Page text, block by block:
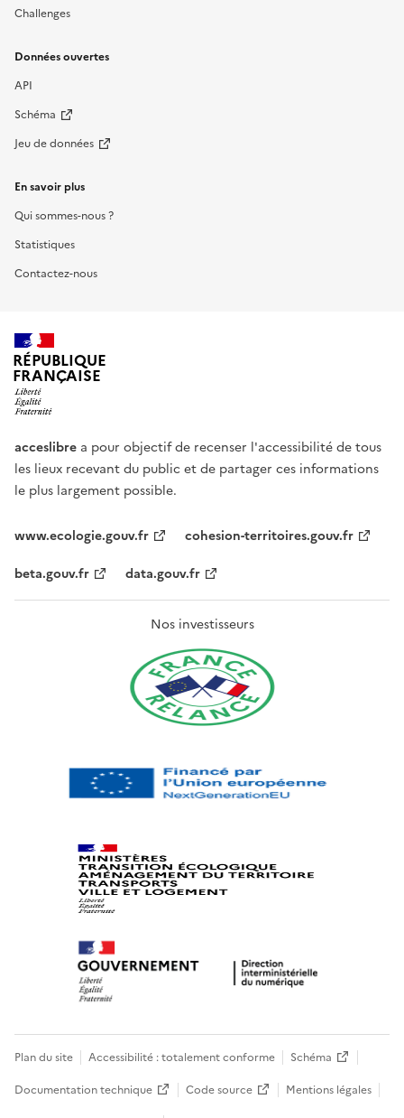
Challenges
Données ouvertes
API
Schéma
Jeu de données
En savoir plus
Qui sommes-nous ?
Statistiques
Contactez-nous
RÉPUBLIQUE
FRANÇAISE
acceslibre a pour objectif de recenser l'accessibilité de tous
les lieux recevant du public et de partager ces informations
le plus largement possible.
www.ecologie.gouv.fr
cohesion-territoires.gouv.fr
beta.gouv.fr
data.gouv.fr
Nos investisseurs
Plan du site Accessibilité : totalement conforme
Schéma
Documentation technique
Code source
Mentions légales